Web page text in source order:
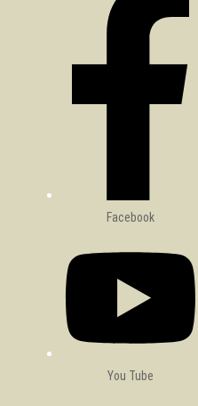
Facebook
You Tube